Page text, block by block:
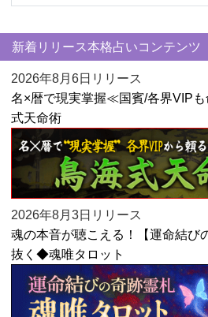
新着リリース本格占いコンテンツ
2026年8月6日リリース
名×暦で現実掌握≪国賓/各界VIP
式天命術
2026年8月3日リリース
魂の本音が聴こえる！【運命結び
抜く◆魂唯タロット